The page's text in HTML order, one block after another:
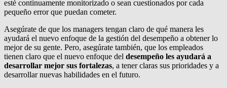
esté continuamente monitorizado o sean cuestionados por cada
pequeño error que puedan cometer.
Asegúrate de que los managers tengan claro de qué manera les
ayudará el nuevo enfoque de la gestión del desempeño a obtener lo
mejor de su gente. Pero, asegúrate también, que los empleados
tienen claro que el nuevo enfoque del desempeño les ayudará a
desarrollar mejor sus fortalezas, a tener claras sus prioridades y a
desarrollar nuevas habilidades en el futuro.